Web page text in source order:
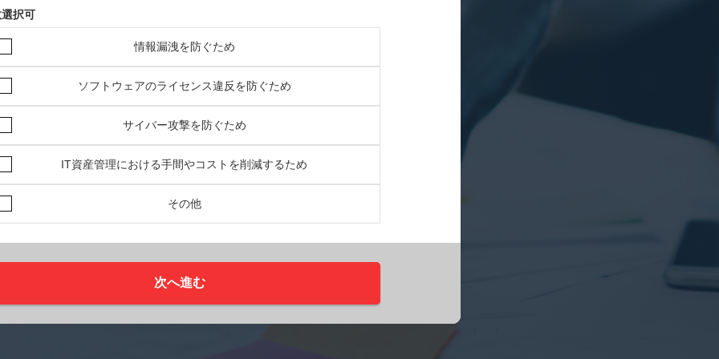
択可
情報漏洩を防ぐため
ソフトウェアのライセンス違反を防ぐため
サイバー攻撃を防ぐため
IT資産管理における手間やコストを削減するため
その他
次へ進む